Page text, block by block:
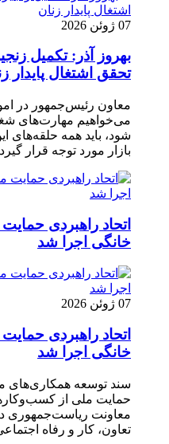
07 ژوئن 2026
بهروز آذر: تکمیل
تحقق اشتغال پایدار
معاون رئیس‌جمهور در
می‌خواهیم مهارت‌های
شود، باید همه حلقه‌های
بازار مورد توجه قرار
اتحاد راهبردی
خانگی اجرا شد
07 ژوئن 2026
اتحاد راهبردی
خانگی اجرا شد
سند توسعه همکاری‌های
حمایت ملی از
معاونت ریاست‌جمهوری
تعاون، کار و رفاه